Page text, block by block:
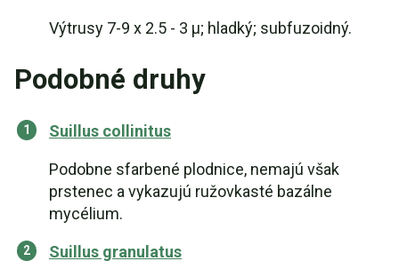
Výtrusy 7-9 x 2.5 - 3 µ; hladký; subfuzoidný.
Podobné druhy
Suillus collinitus
Podobne sfarbené plodnice, nemajú však
prstenec a vykazujú ružovkasté bazálne
mycélium.
Suillus granulatus